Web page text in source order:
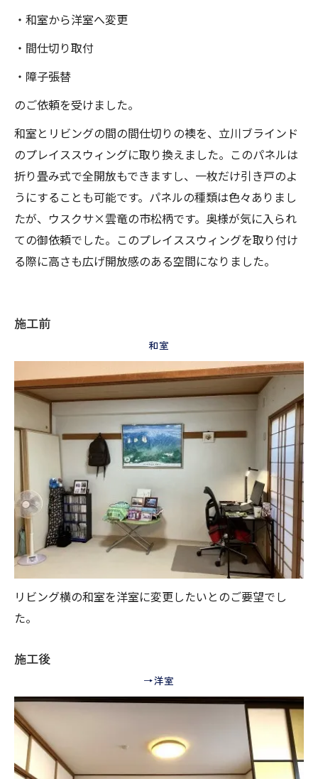
・和室から洋室へ変更
・間仕切り取付
・障子張替
のご依頼を受けました。
和室とリビングの間の間仕切りの襖を、立川ブラインド
のプレイススウィングに取り換えました。このパネルは
折り畳み式で全開放もできますし、一枚だけ引き戸のよ
うにすることも可能です。パネルの種類は色々ありまし
たが、ウスクサ×雲竜の市松柄です。奥様が気に入られ
ての御依頼でした。このプレイススウィングを取り付け
る際に高さも広げ開放感のある空間になりました。
施工前
和室
リビング横の和室を洋室に変更したいとのご要望でし
た。
施工後
→洋室